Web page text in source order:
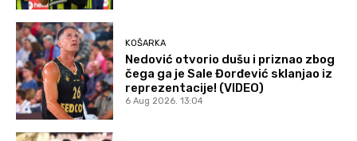
KOŠARKA
Nedović otvorio dušu i priznao zbog
čega ga je Sale Đorđević sklanjao iz
reprezentacije! (VIDEO)
6 Aug 2026. 13:04